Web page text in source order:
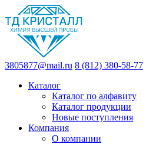
3805877@mail.ru 8 (812) 380-58-77
Каталог
Каталог по алфавиту
Каталог продукции
Новые поступления
Компания
О компании